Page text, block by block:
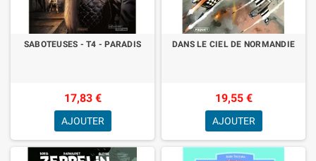
SABOTEUSES - T4 - PARADIS
17,83 €
AJOUTER
DANS LE CIEL DE NORMANDIE
19,55 €
AJOUTER